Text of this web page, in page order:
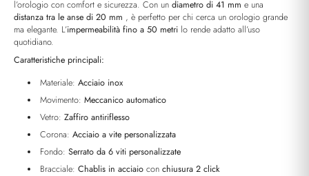
l’orologio con comfort e sicurezza. Con un diametro di 41 mm e una
distanza tra le anse di 20 mm , è perfetto per chi cerca un orologio grande
ma elegante. L’impermeabilità fino a 50 metri lo rende adatto all’uso
quotidiano.
Caratteristiche principali:
Materiale: Acciaio inox
Movimento: Meccanico automatico
Vetro: Zaffiro antiriflesso
Corona: Acciaio a vite personalizzata
Fondo: Serrato da 6 viti personalizzate
Bracciale: Chablis in acciaio con chiusura 2 click